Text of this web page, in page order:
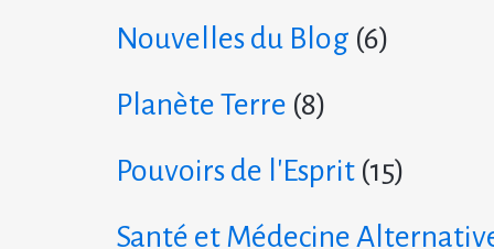
Nouvelles du Blog (6)
Planète Terre (8)
Pouvoirs de l'Esprit (15)
Santé et Médecine